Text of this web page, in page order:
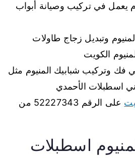
يعمل في تركيب وصيانة أبواب
وتبديل زجاج طاولات
الكويت
فك وتركيب شبابيك المنيوم مثل
اسطبلات الأحمدي
على الرقم 52227343 من
اسطبلات